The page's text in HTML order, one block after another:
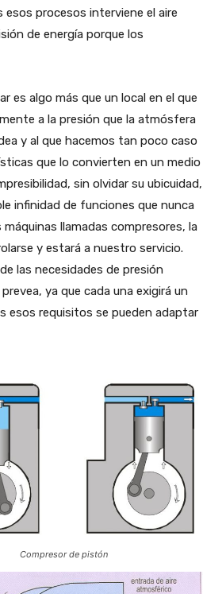
procesos interviene el aire
de energía porque los
es algo más que un local en el que
a la presión que la atmósfera
y al que hacemos tan poco caso
que lo convierten en un medio
sin olvidar su ubicuidad,
infinidad de funciones que nunca
llamadas compresores, la
y estará a nuestro servicio.
las necesidades de presión
ya que cada una exigirá un
esos requisitos se pueden adaptar
Compresor de pistón